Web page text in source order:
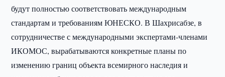
будут полностью соответствовать международным
стандартам и требованиям ЮНЕСКО. В Шахрисабзе, в
сотрудничестве с международными экспертами-членами
ИКОМОС, вырабатываются конкретные планы по
изменению границ объекта всемирного наследия и